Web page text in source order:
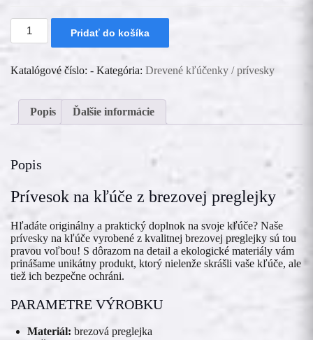
množstvo
Kľúčenka
3cm
Pridať do košíka
Katalógové číslo: - Kategória: Drevené kľúčenky / prívesky
Popis Ďalšie informácie
Popis
Prívesok na kľúče z brezovej preglejky
Hľadáte originálny a praktický doplnok na svoje kľúče? Naše
prívesky na kľúče vyrobené z kvalitnej brezovej preglejky sú tou
pravou voľbou! S dôrazom na detail a ekologické materiály vám
prinášame unikátny produkt, ktorý nielenže skrášli vaše kľúče, ale
tiež ich bezpečne ochráni.
PARAMETRE VÝROBKU
Materiál: brezová preglejka